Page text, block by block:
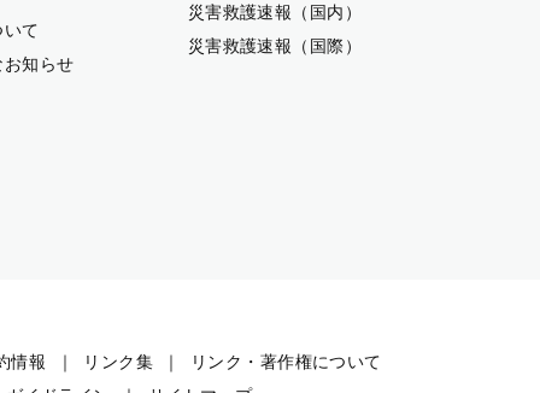
て
お知らせ
災害救護速報（国内）
災害救護速報（国際）
情報 リンク集
リンク・著作権について